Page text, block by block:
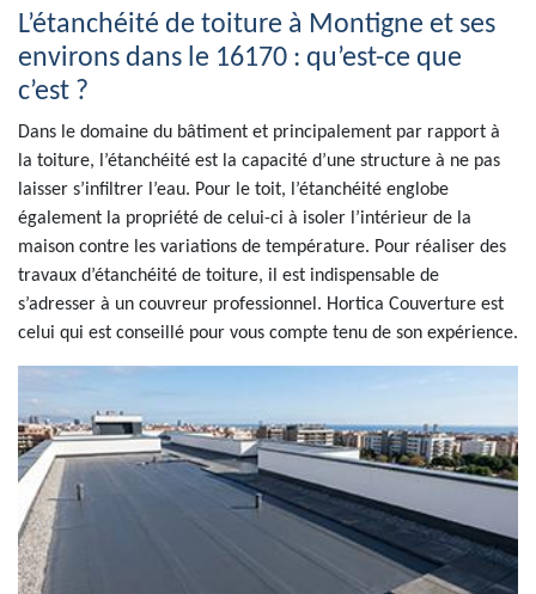
L’étanchéité de toiture à Montigne et ses
environs dans le 16170 : qu’est-ce que
c’est ?
Dans le domaine du bâtiment et principalement par rapport à
la toiture, l’étanchéité est la capacité d’une structure à ne pas
laisser s’infiltrer l’eau. Pour le toit, l’étanchéité englobe
également la propriété de celui-ci à isoler l’intérieur de la
maison contre les variations de température. Pour réaliser des
travaux d’étanchéité de toiture, il est indispensable de
s’adresser à un couvreur professionnel. Hortica Couverture est
celui qui est conseillé pour vous compte tenu de son expérience.